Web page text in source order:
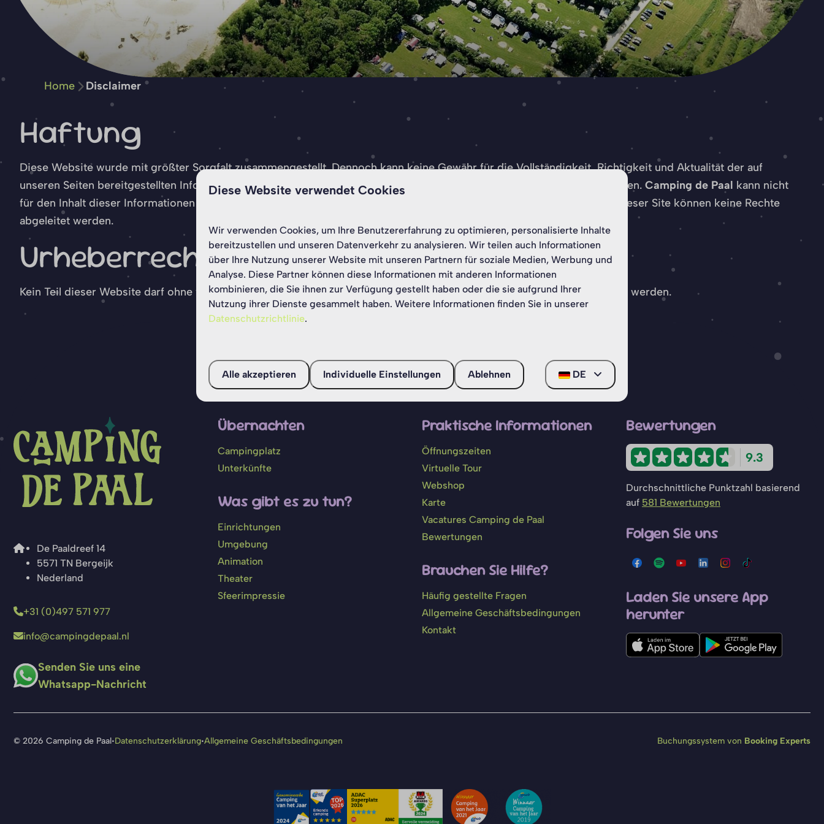
Home Disclaimer
Haftung
Diese Website wurde mit größter Sorgfalt zusammengestellt. Dennoch kann keine Gewähr für die Vollständigkeit, Richtigkeit und Aktualität der auf
unseren Seiten bereitgestellten Informationen oder für Informationen von Dritten auf dieser Website übernommen werden.Camping de Paal kann nicht
für den Inhalt dieser Informationen oder für die Folgen ihrer Verwendung haftbar gemacht werden. Aus den Daten auf dieser Site können keine Rechte
abgeleitet werden.
Urheberrecht
Kein Teil dieser Website darf ohne vorherige schriftliche Genehmigung vonCamping de Paalreproduziert oder genutzt werden.
Bezahlen Sie sicher
De Paaldreef 14
5571 TN Bergeijk
Nederland
+31 (0)497 571 977
info@campingdepaal.nl
Senden Sie uns eine
Whatsapp-Nachricht
Übernachten
Campingplatz
Unterkünfte
Was gibt es zu tun?
Einrichtungen
Umgebung
Animation
Theater
Sfeerimpressie
Praktische Informationen
Öffnungszeiten
Virtuelle Tour
Webshop
Karte
Vacatures Camping de Paal
Bewertungen
Brauchen Sie Hilfe?
Häufig gestellte Fragen
Allgemeine Geschäftsbedingungen
Kontakt
Bewertungen
9.3
Durchschnittliche Punktzahl basierend
auf 581 Bewertungen
Folgen Sie uns
Laden Sie unsere App
herunter
© 2026 Camping de Paal·Datenschutzerklärung·Allgemeine Geschäftsbedingungen Buchungssystem von Booking Experts
Diese Website verwendet Cookies
Wir verwenden Cookies, um Ihre Benutzererfahrung zu optimieren, personalisierte Inhalte
bereitzustellen und unseren Datenverkehr zu analysieren. Wir teilen auch Informationen
über Ihre Nutzung unserer Website mit unseren Partnern für soziale Medien, Werbung und
Analyse. Diese Partner können diese Informationen mit anderen Informationen
kombinieren, die Sie ihnen zur Verfügung gestellt haben oder die sie aufgrund Ihrer
Nutzung ihrer Dienste gesammelt haben. Weitere Informationen finden Sie in unserer
Datenschutzrichtlinie.
Alle akzeptieren Individuelle Einstellungen Ablehnen DE